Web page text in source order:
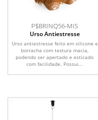
P$BRINQ56-MIS
Urso Antiestresse
Urso antiestresse feito em silicone e
borracha com textura macia,
podendo ser apertado e esticado
com facilidade. Possui...